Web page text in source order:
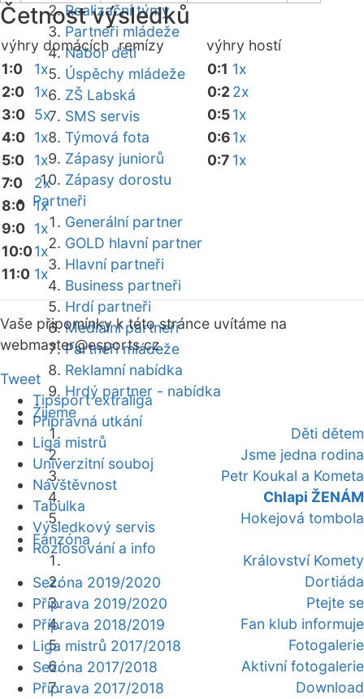
Realizační týmy
Partneři mládeže
Nábor dětí
Úspěchy mládeže
ZŠ Labská
SMS servis
Týmová fota
Zápasy juniorů
Zápasy dorostu
Partneři
Generální partner
GOLD hlavní partner
Hlavní partneři
Business partneři
Hrdí partneři
Mediální partneři
Partneři mládeže
Reklamní nabídka
Hrdý partner - nabídka
Žijeme
Děti dětem
Jsme jedna rodina
Petr Koukal a Kometa
Chlapi ŽENÁM
Hokejová tombola
Fanzóna
Království Komety
Dortiáda
Ptejte se
Fan klub informuje
Fotogalerie
Aktivní fotogalerie
Download
Četnost výsledků
výhry domácích remízy výhry hostí
1:0
1x
2:0
1x
3:0 5x
4:0 1x
5:0
1x
7:0
2x
8:0 1x
9:0 1x
10:01x
11:0 1x
0:1 1x
0:22x
0:51x
0:61x
0:7 1x
Vaše připomínky k této stránce uvítáme na
webmaster@esports.cz.
Tweet
Tipsport extraliga
Přípravná utkání
Liga mistrů
Univerzitní souboj
Návštěvnost
Tabulka
Výsledkový servis
Rozlosování a info
Sezóna 2019/2020
Příprava 2019/2020
Příprava 2018/2019
Liga mistrů 2017/2018
Sezóna 2017/2018
Příprava 2017/2018